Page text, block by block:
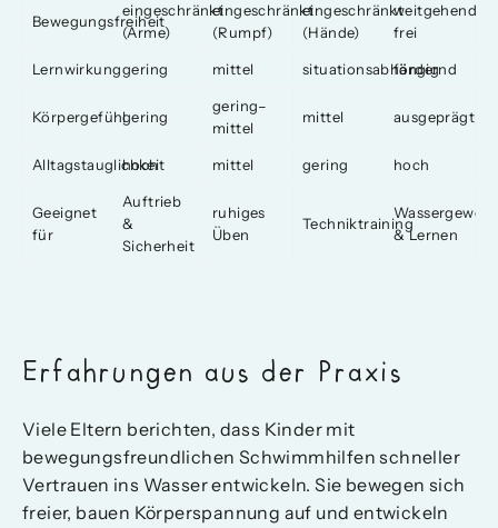
Bewegungsfreiheit
eingeschränkt
(Arme)
eingeschränkt
(Rumpf)
eingeschränkt
(Hände)
weitgehend
frei
Lernwirkunggering mittel situationsabhängig
fördernd
Körpergefühlgering
gering–
mittel
mittel ausgeprägt
Alltagstauglichkeit
hoch mittel gering hoch
Geeignet
für
Auftrieb
&
Sicherheit
ruhiges
Üben
Techniktraining
& Lernen
Erfahrungen aus der Praxis
Viele Eltern berichten, dass Kinder mit
bewegungsfreundlichen Schwimmhilfen schneller
Vertrauen ins Wasser entwickeln. Sie bewegen sich
freier, bauen Körperspannung auf und entwickeln